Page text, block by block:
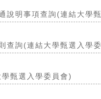
說明事項查詢(連結大學
查詢(連結大學甄選入學
甄選入學委員會)